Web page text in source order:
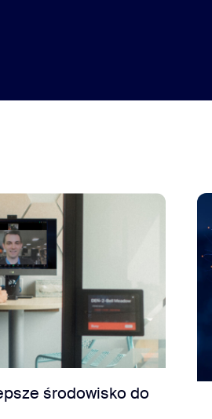
środowisko do